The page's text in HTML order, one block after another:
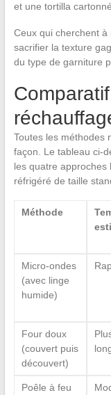
et une tortilla
Ceux qui cherchent à
sacrifier la texture
du type de garniture
Toutes les méthodes
façon. Le tableau ci-
les quatre approches
réfrigéré de taille
Méthode
Micro-ondes
(avec linge
humide)
Four doux
(couvert puis
découvert)
Poêle à feu